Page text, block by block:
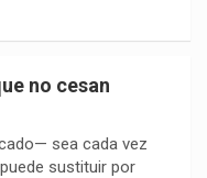
no cesan
sea cada vez
sustituir por